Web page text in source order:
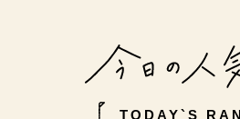
TODAY`S